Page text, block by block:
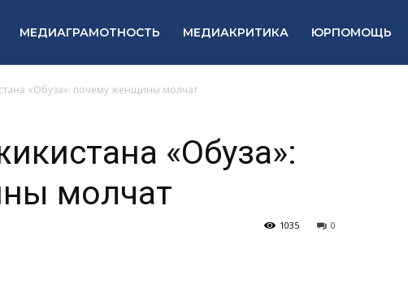
МЕДИАГРАМОТНОСТЬ МЕДИАКРИТИКА ЮРПОМОЩЬ
«Обуза»: почему женщины молчат
«Обуза»:
молчат
0
1035